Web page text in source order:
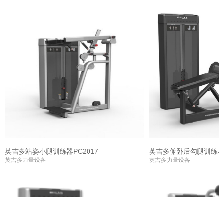
英吉多站姿小腿训练器PC2017
英吉多力量设备
英吉多俯卧后勾腿训
英吉多力量设备